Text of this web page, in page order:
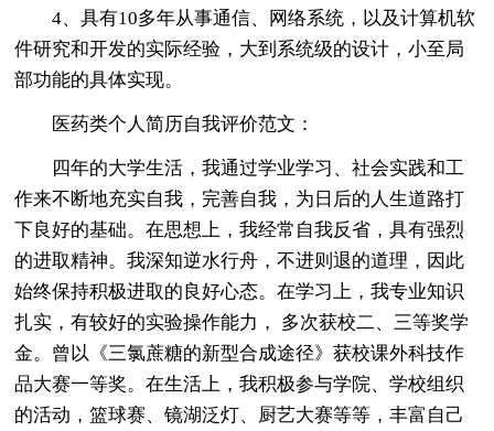
4、具有10多年从事通信、网络系统，以及计算机软
件研究和开发的实际经验，大到系统级的设计，小至局
部功能的具体实现。
医药类个人简历自我评价范文：
四年的大学生活，我通过学业学习、社会实践和工
作来不断地充实自我，完善自我，为日后的人生道路打
下良好的基础。在思想上，我经常自我反省，具有强烈
的进取精神。我深知逆水行舟，不进则退的道理，因此
始终保持积极进取的良好心态。在学习上，我专业知识
扎实，有较好的实验操作能力， 多次获校二、三等奖学
金。曾以《三氯蔗糖的新型合成途径》获校课外科技作
品大赛一等奖。在生活上，我积极参与学院、学校组织
的活动，篮球赛、镜湖泛灯、厨艺大赛等等，丰富自己